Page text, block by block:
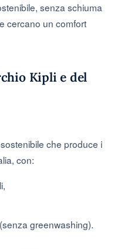
senza schiuma
cercano un comfort
Kipli e del
che produce i
con:
greenwashing).